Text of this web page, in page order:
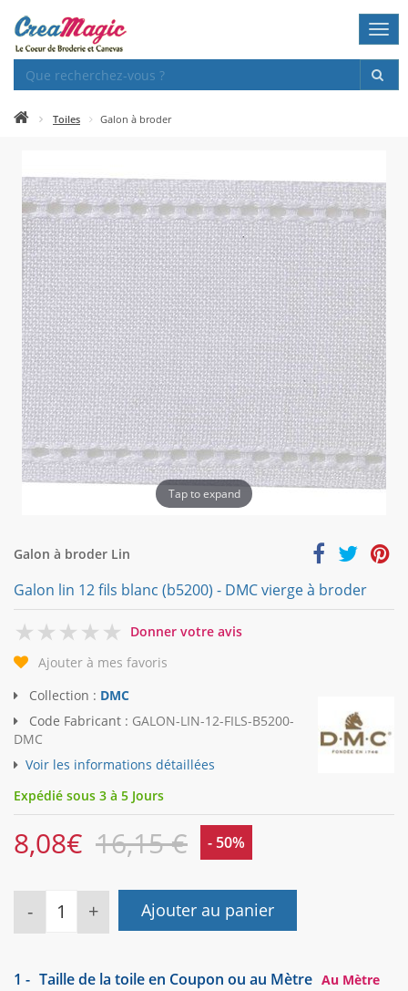
Toiles Galon à broder
Tap to expand
Galon à broder Lin
Galon lin 12 fils blanc (b5200) - DMC vierge à broder
0
Donner votre avis
Ajouter à mes favoris
Collection : DMC
Code Fabricant : GALON-LIN-12-FILS-B5200-
DMC
Voir les informations détaillées
Expédié sous 3 à 5 Jours
8,08€ 16,15 € - 50%
- + Ajouter au panier
1 - Taille de la toile en Coupon ou au Mètre Au Mètre